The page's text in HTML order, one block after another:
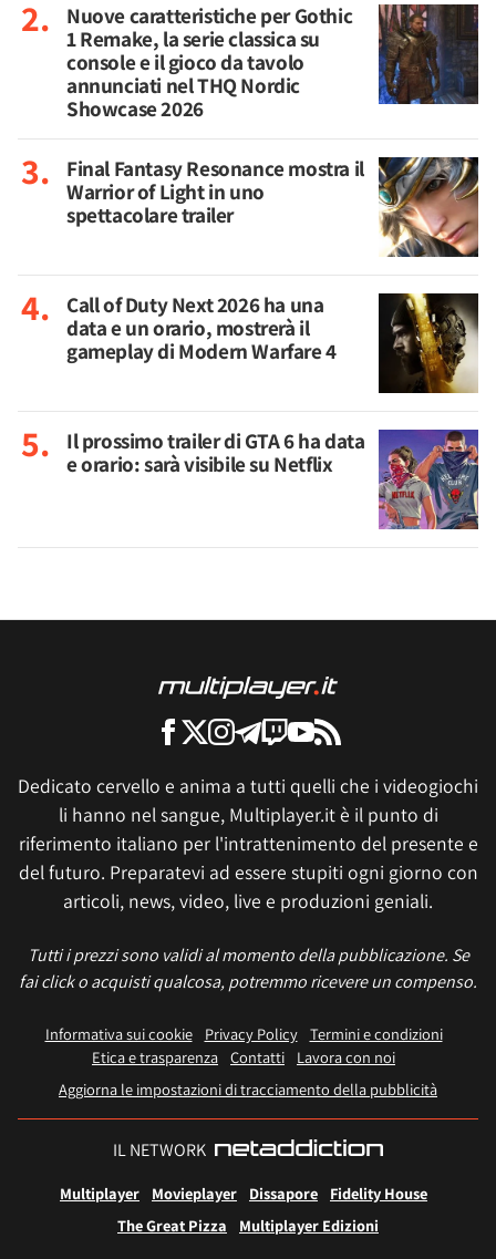
Nuove caratteristiche per Gothic
1 Remake, la serie classica su
console e il gioco da tavolo
annunciati nel THQ Nordic
Showcase 2026
Final Fantasy Resonance mostra il
Warrior of Light in uno
spettacolare trailer
Call of Duty Next 2026 ha una
data e un orario, mostrerà il
gameplay di Modern Warfare 4
Il prossimo trailer di GTA 6 ha data
e orario: sarà visibile su Netflix
Dedicato cervello e anima a tutti quelli che i videogiochi
li hanno nel sangue, Multiplayer.it è il punto di
riferimento italiano per l'intrattenimento del presente e
del futuro. Preparatevi ad essere stupiti ogni giorno con
articoli, news, video, live e produzioni geniali.
Tutti i prezzi sono validi al momento della pubblicazione. Se
fai click o acquisti qualcosa, potremmo ricevere un compenso.
Informativa sui cookie Privacy Policy
Termini e condizioni
Etica e trasparenza Contatti
Lavora con noi
Aggiorna le impostazioni di tracciamento della pubblicità
IL NETWORK
Multiplayer Movieplayer Dissapore
Fidelity House
The Great Pizza
Multiplayer Edizioni